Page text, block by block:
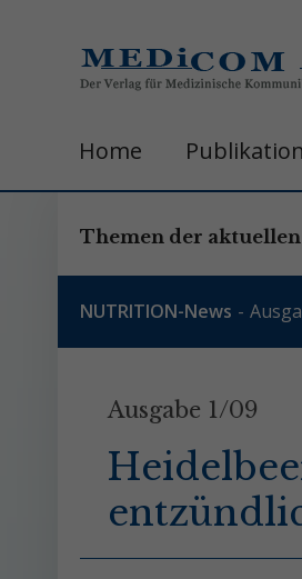
Home
Themen der aktuellen
NUTRITION-News
Ausgabe 1/09